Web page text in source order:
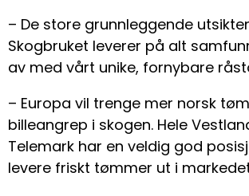
– De store grunnleggende
Skogbruket leverer på alt
av med vårt unike, fornybare
– Europa vil trenge mer norsk
billeangrep i skogen. Hele
Telemark har en veldig god
levere friskt tømmer ut i